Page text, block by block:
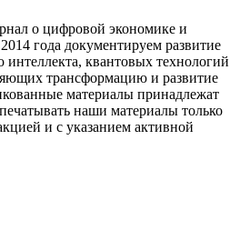
о цифровой экономике и
года документируем развитие
интеллекта, квантовых технологий
трансформацию и развитие
материалы принадлежат
наши материалы только
и с указанием активной